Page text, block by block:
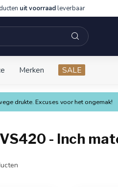
uit voorraadleverbaar
Merken SALE
drukte. Excuses voor het ongemak!
- Inch